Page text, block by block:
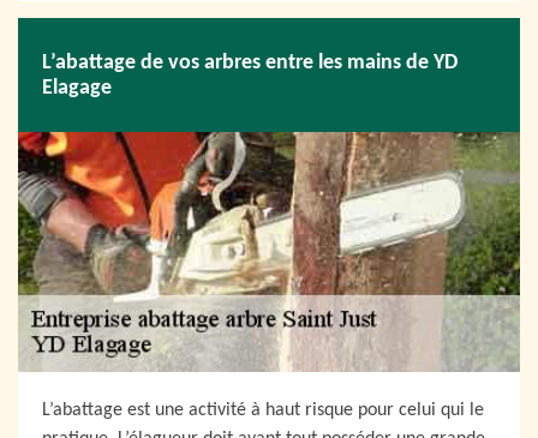
L’abattage de vos arbres entre les mains de YD
Elagage
L’abattage est une activité à haut risque pour celui qui le